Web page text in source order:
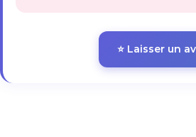
⭐ Laisser un